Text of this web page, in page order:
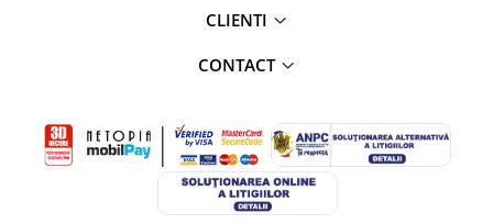
CLIENTI
CONTACT